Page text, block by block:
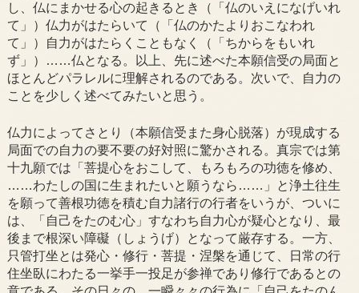
し、仏にまかせる心の起きるとき（「仏のいえになげいれ
て」）仏力がはたらいて（「仏のかたよりおこなわれ
て」）自力がはたらくこともなく（「ちからをもいれ
ず」）……仏となる。以上、先に述べた本願信受の局面と
ほとんどパラレルに理解されるのである。次いで、自力の
ことを少しく述べてみたいと思う。
仏力によってさとり（本願信受また身心脱落）が現成する
局面での自力の要不要の好対照に驚かされる。真宗では第
十九願では「菩提心をおこして、もろもろの功徳を修め、
……わたしの国に生まれたいと願うなら……」と浄土往生
を願って善根功徳を積む自力諸行の行者をいうが、ついに
は、「自己をたのむ心」すなわち自力心が疑心となり、最
後まで根深い障礙（しょうげ）となって厳存する。一方、
只管打坐とは発心・修行・菩提・涅槃を通じて、日常の行
住坐臥にわたる一挙手一投足が参禅であり修行であるとの